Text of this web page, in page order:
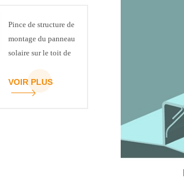
Pince de structure de
montage du panneau
solaire sur le toit de
VOIR PLUS